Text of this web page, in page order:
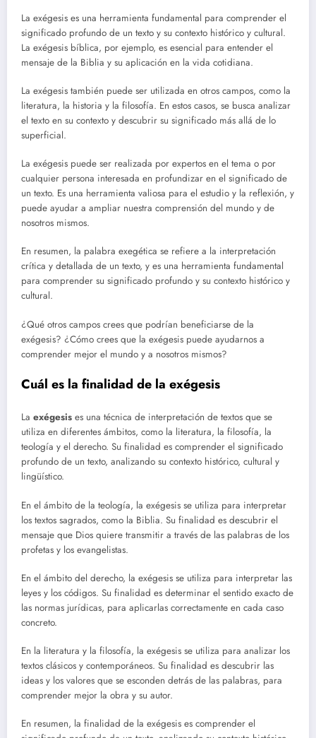
La exégesis es una herramienta fundamental para comprender el
significado profundo de un texto y su contexto histórico y cultural.
La exégesis bíblica, por ejemplo, es esencial para entender el
mensaje de la Biblia y su aplicación en la vida cotidiana.
La exégesis también puede ser utilizada en otros campos, como la
literatura, la historia y la filosofía. En estos casos, se busca analizar
el texto en su contexto y descubrir su significado más allá de lo
superficial.
La exégesis puede ser realizada por expertos en el tema o por
cualquier persona interesada en profundizar en el significado de
un texto. Es una herramienta valiosa para el estudio y la reflexión, y
puede ayudar a ampliar nuestra comprensión del mundo y de
nosotros mismos.
En resumen, la palabra exegética se refiere a la interpretación
crítica y detallada de un texto, y es una herramienta fundamental
para comprender su significado profundo y su contexto histórico y
cultural.
¿Qué otros campos crees que podrían beneficiarse de la
exégesis? ¿Cómo crees que la exégesis puede ayudarnos a
comprender mejor el mundo y a nosotros mismos?
Cuál es la finalidad de la exégesis
La exégesis es una técnica de interpretación de textos que se
utiliza en diferentes ámbitos, como la literatura, la filosofía, la
teología y el derecho. Su finalidad es comprender el significado
profundo de un texto, analizando su contexto histórico, cultural y
lingüístico.
En el ámbito de la teología, la exégesis se utiliza para interpretar
los textos sagrados, como la Biblia. Su finalidad es descubrir el
mensaje que Dios quiere transmitir a través de las palabras de los
profetas y los evangelistas.
En el ámbito del derecho, la exégesis se utiliza para interpretar las
leyes y los códigos. Su finalidad es determinar el sentido exacto de
las normas jurídicas, para aplicarlas correctamente en cada caso
concreto.
En la literatura y la filosofía, la exégesis se utiliza para analizar los
textos clásicos y contemporáneos. Su finalidad es descubrir las
ideas y los valores que se esconden detrás de las palabras, para
comprender mejor la obra y su autor.
En resumen, la finalidad de la exégesis es comprender el